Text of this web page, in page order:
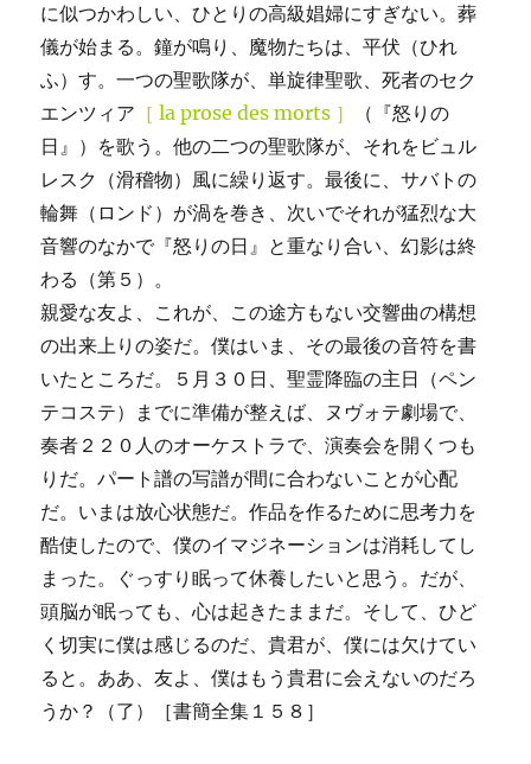
に似つかわしい、ひとりの高級娼婦にすぎない。葬
儀が始まる。鐘が鳴り、魔物たちは、平伏（ひれ
ふ）す。一つの聖歌隊が、単旋律聖歌、死者のセク
エンツィア ［ la prose des morts ］
（『怒りの
日』）を歌う。他の二つの聖歌隊が、それをビュル
レスク（滑稽物）風に繰り返す。最後に、サバトの
輪舞（ロンド）が渦を巻き、次いでそれが猛烈な大
音響のなかで『怒りの日』と重なり合い、幻影は終
わる（第５）。
親愛な友よ、これが、この途方もない交響曲の構想
の出来上りの姿だ。僕はいま、その最後の音符を書
いたところだ。５月３０日、聖霊降臨の主日（ペン
テコステ）までに準備が整えば、ヌヴォテ劇場で、
奏者２２０人のオーケストラで、演奏会を開くつも
りだ。パート譜の写譜が間に合わないことが心配
だ。いまは放心状態だ。作品を作るために思考力を
酷使したので、僕のイマジネーションは消耗してし
まった。ぐっすり眠って休養したいと思う。だが、
頭脳が眠っても、心は起きたままだ。そして、ひど
く切実に僕は感じるのだ、貴君が、僕には欠けてい
ると。ああ、友よ、僕はもう貴君に会えないのだろ
うか？（了）［書簡全集１５８］